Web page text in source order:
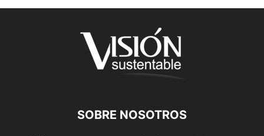
SOBRE NOSOTROS